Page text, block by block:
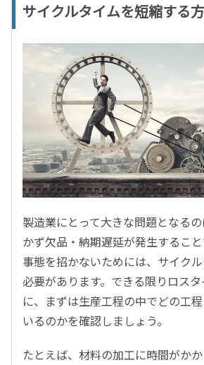
サイクルタイムを短縮する
製造業にとって大きな問題となる
かず欠品・納期遅延が発生するこ
事態を招かないためには、サイク
必要があります。できる限りロス
に、まずは生産工程の中でどの工
いるのかを確認しましょう。
たとえば、材料の加工に時間がか